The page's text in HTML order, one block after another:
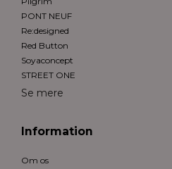
PONT NEUF
Re:designed
Red Button
Soyaconcept
STREET ONE
Se mere
Information
Om os